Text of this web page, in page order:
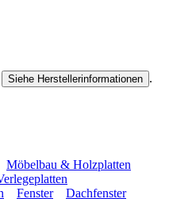
Siehe Herstellerinformationen .
Möbelbau & Holzplatten
Fenster Dachfenster